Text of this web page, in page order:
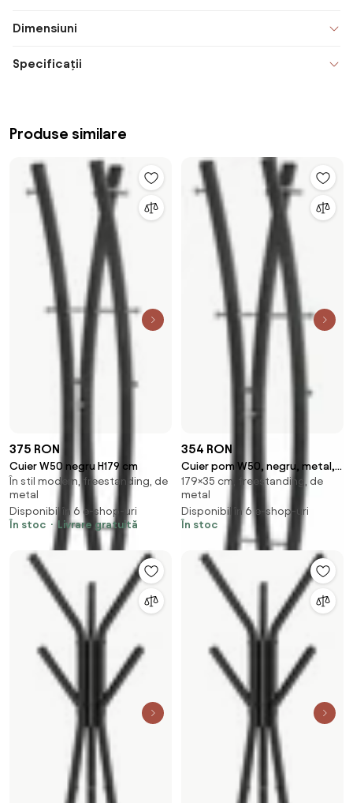
Dimensiuni
Specificații
Produse similare
375 RON
Cuier W50 negru H179 cm
În stil modern, freestanding, de
metal
Disponibil în 6 e-shop-uri
În stoc
Livrare gratuită
354 RON
Cuier pom W50, negru, metal,
35x179 cm
179×35 cm, freestanding, de
metal
Disponibil în 6 e-shop-uri
În stoc